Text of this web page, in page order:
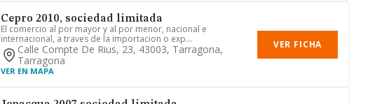
Cepro 2010, sociedad limitada
El comercio al por mayor y al por menor, nacional e
internacional, a traves de la importacion o exp...
Calle Compte De Rius, 23, 43003, Tarragona,
Tarragona
VER EN MAPA
VER FICHA